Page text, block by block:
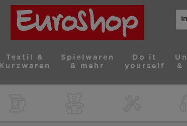
Textil &
Kurzwaren
Spielwaren
& mehr
Do it
yourself
&